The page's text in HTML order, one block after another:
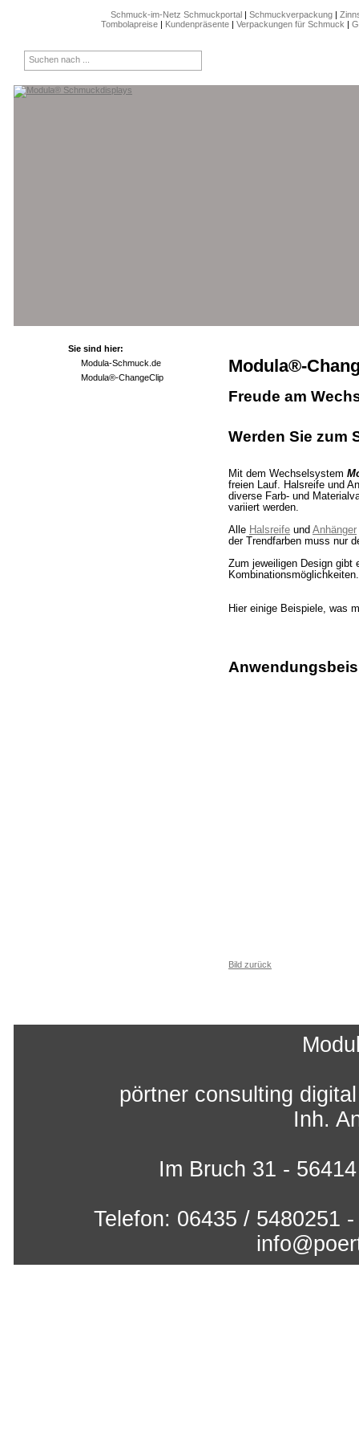
Schmuck-im-Netz Schmuckportal| Schmuckverpackung|
Tombolapreise| Kundenpräsente| Verpackungen für Schmuck |
Sie sind hier:
Modula-Schmuck.de
Modula®-ChangeClip
Modula®-
Freude am
Werden Sie zum
Mit dem Wechselsystem
freien Lauf. Halsreife und
diverse Farb- und
variiert werden.
Alle Halsreife und Anhänger
der Trendfarben muss nur
Zum jeweiligen Design gibt
Kombinationsmöglichkeiten.
Hier einige Beispiele, was
Bild zurück
pörtner consulting
Inh.
Im Bruch 31 -
Telefon: 06435 / 5480251